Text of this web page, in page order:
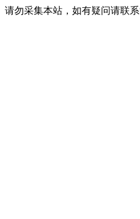
请勿采集本站，如有疑问请联系